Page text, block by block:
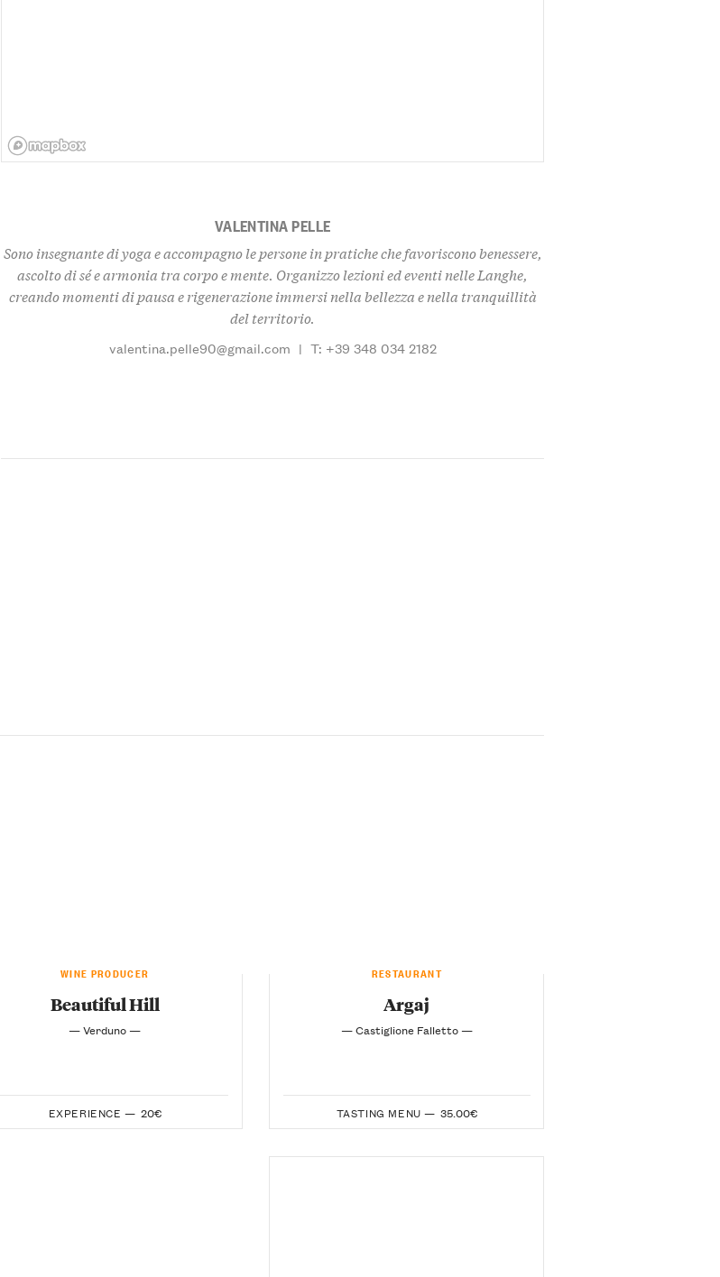
VALENTINA PELLE
Sono insegnante di yoga e accompagno le persone in pratiche che favoriscono benessere,
ascolto di sé e armonia tra corpo e mente. Organizzo lezioni ed eventi nelle Langhe,
creando momenti di pausa e rigenerazione immersi nella bellezza e nella tranquillità
del territorio.
valentina.pelle90@gmail.com | T: +39 348 034 2182
WINE PRODUCER
Beautiful Hill
— Verduno —
EXPERIENCE — 20€
RESTAURANT
Argaj
— Castiglione Falletto —
TASTING MENU — 35.00€